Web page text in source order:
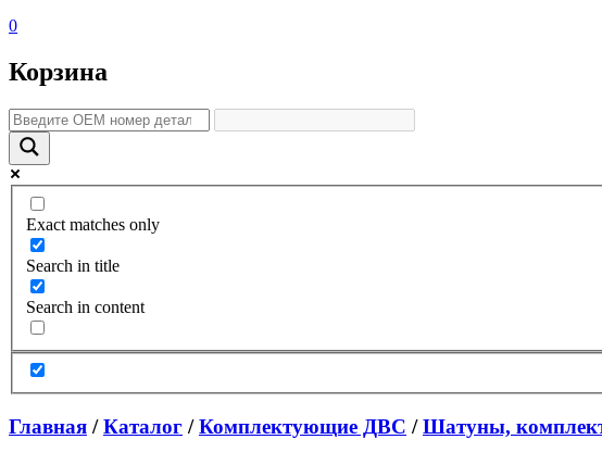
0
Корзина
Exact matches only
Search in title
Search in content
Главная /Каталог /Комплектующие ДВС /Шатуны,